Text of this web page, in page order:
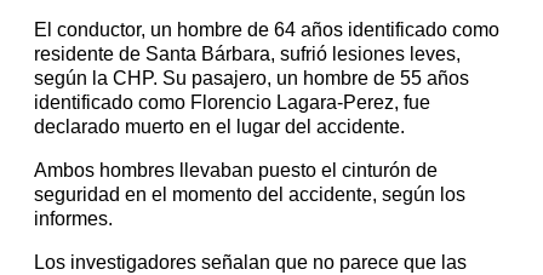
El conductor, un hombre de 64 años identificado como
residente de Santa Bárbara, sufrió lesiones leves,
según la CHP. Su pasajero, un hombre de 55 años
identificado como Florencio Lagara-Perez, fue
declarado muerto en el lugar del accidente.
Ambos hombres llevaban puesto el cinturón de
seguridad en el momento del accidente, según los
informes.
Los investigadores señalan que no parece que las